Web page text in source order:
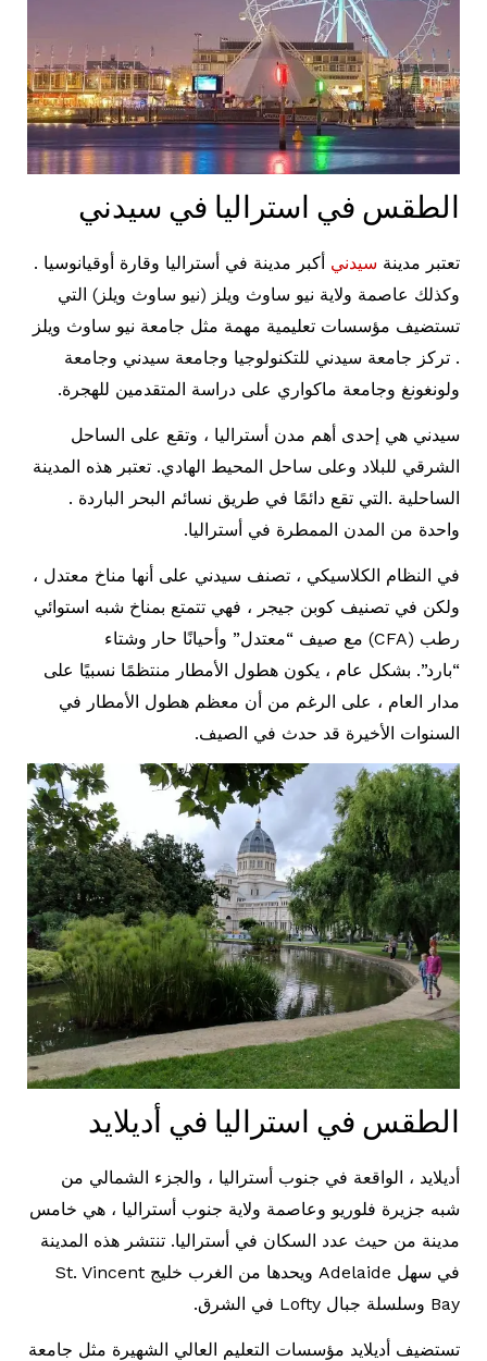
الطقس في استراليا في سيدني
تعتبر مدينة سيدني أكبر مدينة في أستراليا وقارة أوقيانوسيا .
وكذلك عاصمة ولاية نيو ساوث ويلز (نيو ساوث ويلز) التي
تستضيف مؤسسات تعليمية مهمة مثل جامعة نيو ساوث ويلز
. تركز جامعة سيدني للتكنولوجيا وجامعة سيدني وجامعة
ولونغونغ وجامعة ماكواري على دراسة المتقدمين للهجرة.
سيدني هي إحدى أهم مدن أستراليا ، وتقع على الساحل
الشرقي للبلاد وعلى ساحل المحيط الهادي. تعتبر هذه المدينة
الساحلية .التي تقع دائمًا في طريق نسائم البحر الباردة .
واحدة من المدن الممطرة في أستراليا.
في النظام الكلاسيكي ، تصنف سيدني على أنها مناخ معتدل ،
ولكن في تصنيف كوبن جيجر ، فهي تتمتع بمناخ شبه استوائي
رطب (CFA) مع صيف “معتدل” وأحيانًا حار وشتاء
“بارد”. بشكل عام ، يكون هطول الأمطار منتظمًا نسبيًا على
مدار العام ، على الرغم من أن معظم هطول الأمطار في
السنوات الأخيرة قد حدث في الصيف.
الطقس في استراليا في أديلايد
أديلايد ، الواقعة في جنوب أستراليا ، والجزء الشمالي من
شبه جزيرة فلوريو وعاصمة ولاية جنوب أستراليا ، هي خامس
مدينة من حيث عدد السكان في أستراليا. تنتشر هذه المدينة
في سهل Adelaide ويحدها من الغرب خليج St. Vincent
Bay وسلسلة جبال Lofty في الشرق.
تستضيف أديلايد مؤسسات التعليم العالي الشهيرة مثل جامعة